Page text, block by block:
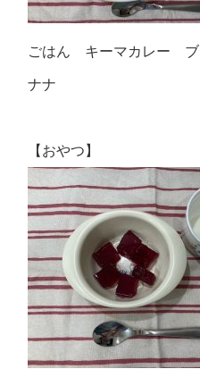
ごはん キーマカレー
ナナ
【おやつ】